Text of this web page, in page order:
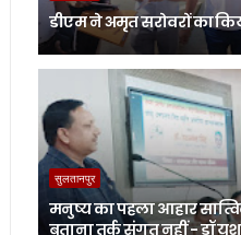
डीएम ने अमृत सरोवरों का
सुलतानपुर
मनुष्य का पहला आहार
बताना तर्क संगत नहीं - डॉ